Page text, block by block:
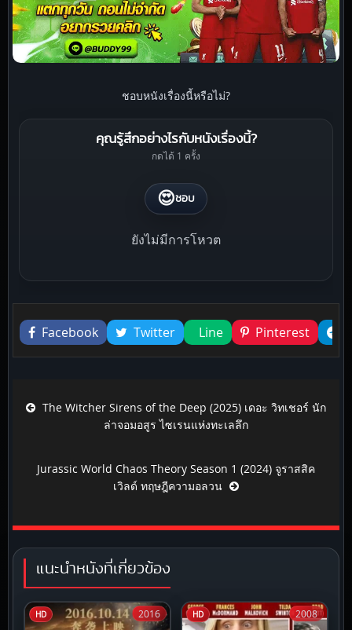
ชอบหนังเรื่องนี้หรือไม่?
คุณรู้สึกอย่างไรกับหนังเรื่องนี้?
กดได้ 1 ครั้ง
😍ชอบ
ยังไม่มีการโหวต
Liked this
Facebook
Twitter Line Pinterest
Post navigation
The Witcher Sirens of the Deep (2025) เดอะ วิทเชอร์ นัก
ล่าจอมอสูร ไซเรนแห่งทะเลลึก
Jurassic World Chaos Theory Season 1 (2024) จูราสสิค
เวิลด์ ทฤษฎีความอลวน
แนะนำหนังที่เกี่ยวข้อง
HD 2016 HD 2008